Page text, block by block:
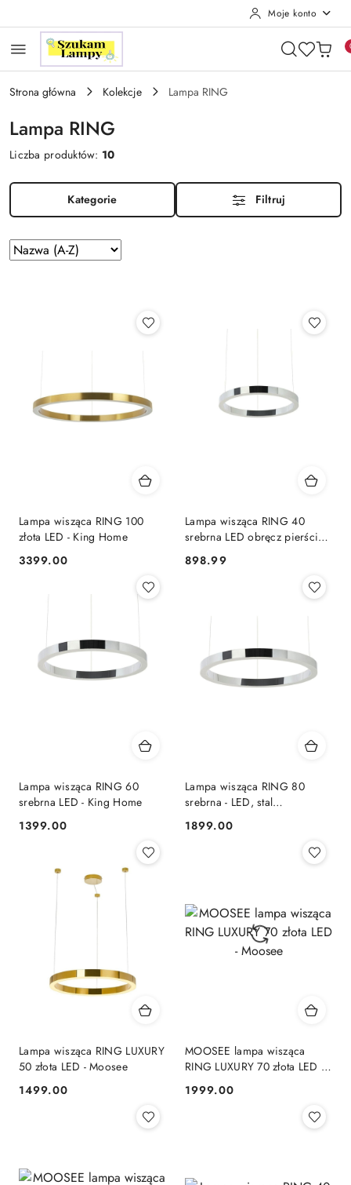
Moje konto
Strona główna Kolekcje Lampa RING
Lampa RING
Liczba produktów: 10
Kategorie Filtruj
Zastosowano
sortowanie:
Sortuj
według
Lampa wisząca RING 100
złota LED - King Home
Cena:
3399.00
Lampa wisząca RING 40
srebrna LED obręcz pierścień
do salonu - King Home
Cena:
898.99
Lampa wisząca RING 60
srebrna LED - King Home
Cena:
1399.00
Lampa wisząca RING 80
srebrna - LED, stal
Cena:
1899.00
Lampa wisząca RING LUXURY
50 złota LED - Moosee
Cena:
1499.00
MOOSEE lampa wisząca
RING LUXURY 70 złota LED -
Moosee
Cena:
1999.00